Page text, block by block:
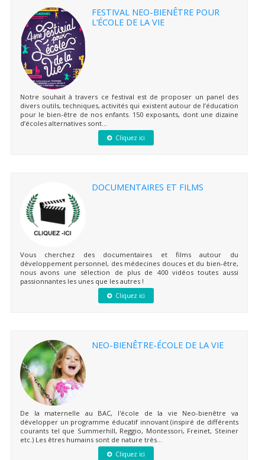
FESTIVAL NEO-BIENÊTRE POUR
L’ÉCOLE DE LA VIE
Notre souhait à travers ce festival est de proposer un panel des
divers outils, techniques, activités qui existent autour de l’éducation
pour le bien-être de nos enfants. 150 exposants, dont une dizaine
d’écoles alternatives sont...
Cliquez ici
DOCUMENTAIRES ET FILMS
Vous cherchez des documentaires et films autour du
développement personnel, des médecines douces et du bien-être,
nous avons une sélection de plus de 400 vidéos toutes aussi
passionnantes les unes que les autres !
Cliquez ici
NEO-BIENÊTRE-ÉCOLE DE LA VIE
De la maternelle au BAC, l'école de la vie Neo-bienêtre va
développer un programme éducatif innovant (inspiré de différents
courants tel que Summerhill, Reggio, Montessori, Freinet, Steiner
etc.) Les êtres humains sont de nature très...
Cliquez ici